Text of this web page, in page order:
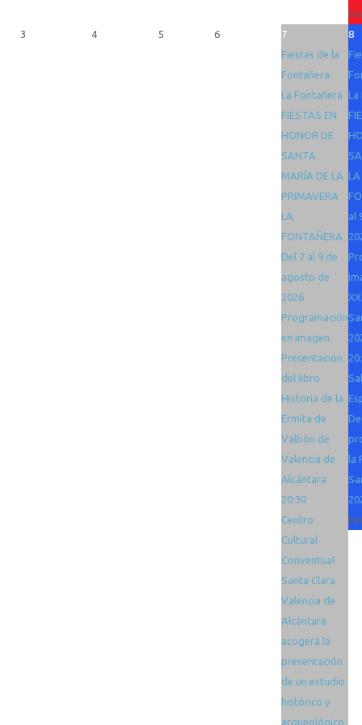
3
4 5 6
7
Fiestas de la
Fontañera
La Fontañera
FIESTAS EN
HONOR DE
SANTA
MARÍA DE LA
PRIMAVERA
LA
FONTAÑERA
Del 7 al 9 de
agosto de
2026
Programación
en imagen
Presentación
del libro
Historia de la
Ermita de
Valbón de
Valencia de
Alcántara
20:30
Centro
Cultural
Conventual
Santa Clara
Valencia de
Alcántara
acogerá la
presentación
de un estudio
histórico y
arqueológico
8
al
la